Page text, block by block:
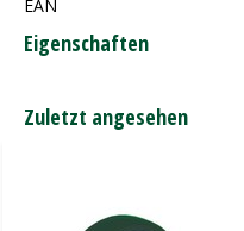
EAN
Eigenschaften
Zuletzt angesehen